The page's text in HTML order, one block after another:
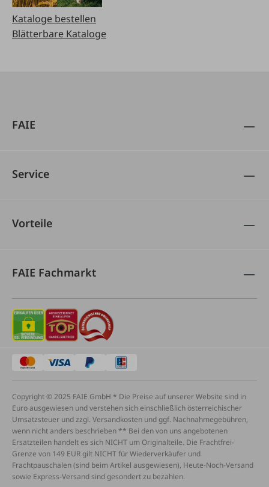
Kataloge bestellen
Blätterbare Kataloge
FAIE
Service
Vorteile
FAIE Fachmarkt
Copyright © 2025 FAIE GmbH * Die Preise auf unserer Website sind in
Euro ausgewiesen und verstehen sich einschließlich österreichischer
Umsatzsteuer und zzgl. Versandkosten und ggf. Nachnahmegebühren,
wenn nicht anders beschrieben ** Bei den von uns angebotenen
Ersatzteilen handelt es sich NICHT um Originalteile. Die Frachtfrei-
Grenze von 149 EUR gilt NICHT für Wiederverkäufer und
Frachtpauschalen (sind beim Artikel ausgewiesen), Heute-Noch-Versand
sowie Express-Versand sind gesondert zu bezahlen.